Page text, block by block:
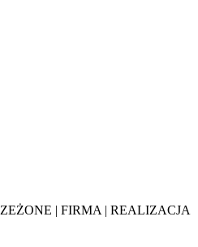
| FIRMA | REALIZACJA